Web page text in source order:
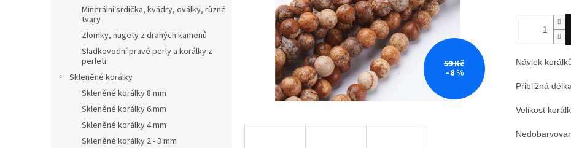
Minerální srdíčka, kvádry, oválky, různé
tvary
Zlomky, nugety z drahých kamenů
Sladkovodní pravé perly a korálky z
perleti
Skleněné korálky
Skleněné korálky 8 mm
Skleněné korálky 6 mm
Skleněné korálky 4 mm
Skleněné korálky 2 - 3 mm
59 Kč
–8 %
Návlek
Přibližná
Velikost